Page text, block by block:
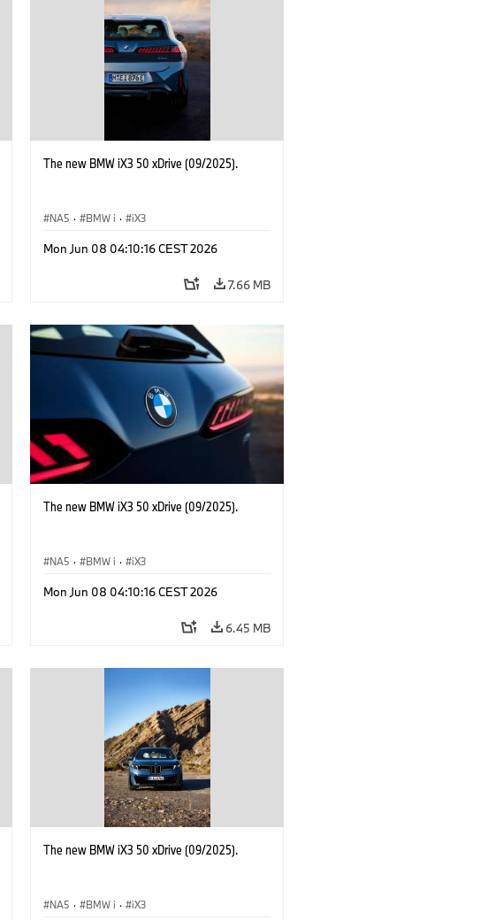
The new BMW iX3 50 xDrive (09/2025).
NA5 · BMW i · iX3
Mon Jun 08 04:10:16 CEST 2026
7.66 MB
The new BMW iX3 50 xDrive (09/2025).
NA5 · BMW i · iX3
Mon Jun 08 04:10:16 CEST 2026
6.45 MB
The new BMW iX3 50 xDrive (09/2025).
NA5 · BMW i · iX3